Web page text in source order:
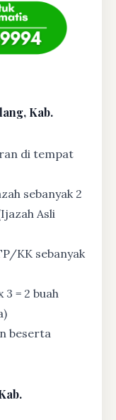
Kab.
di tempat
sebanyak 2
Asli
KK sebanyak
3 = 2 buah
beserta